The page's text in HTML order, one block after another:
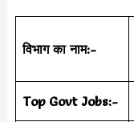
विभाग का नाम:-
Top Govt Jobs:-